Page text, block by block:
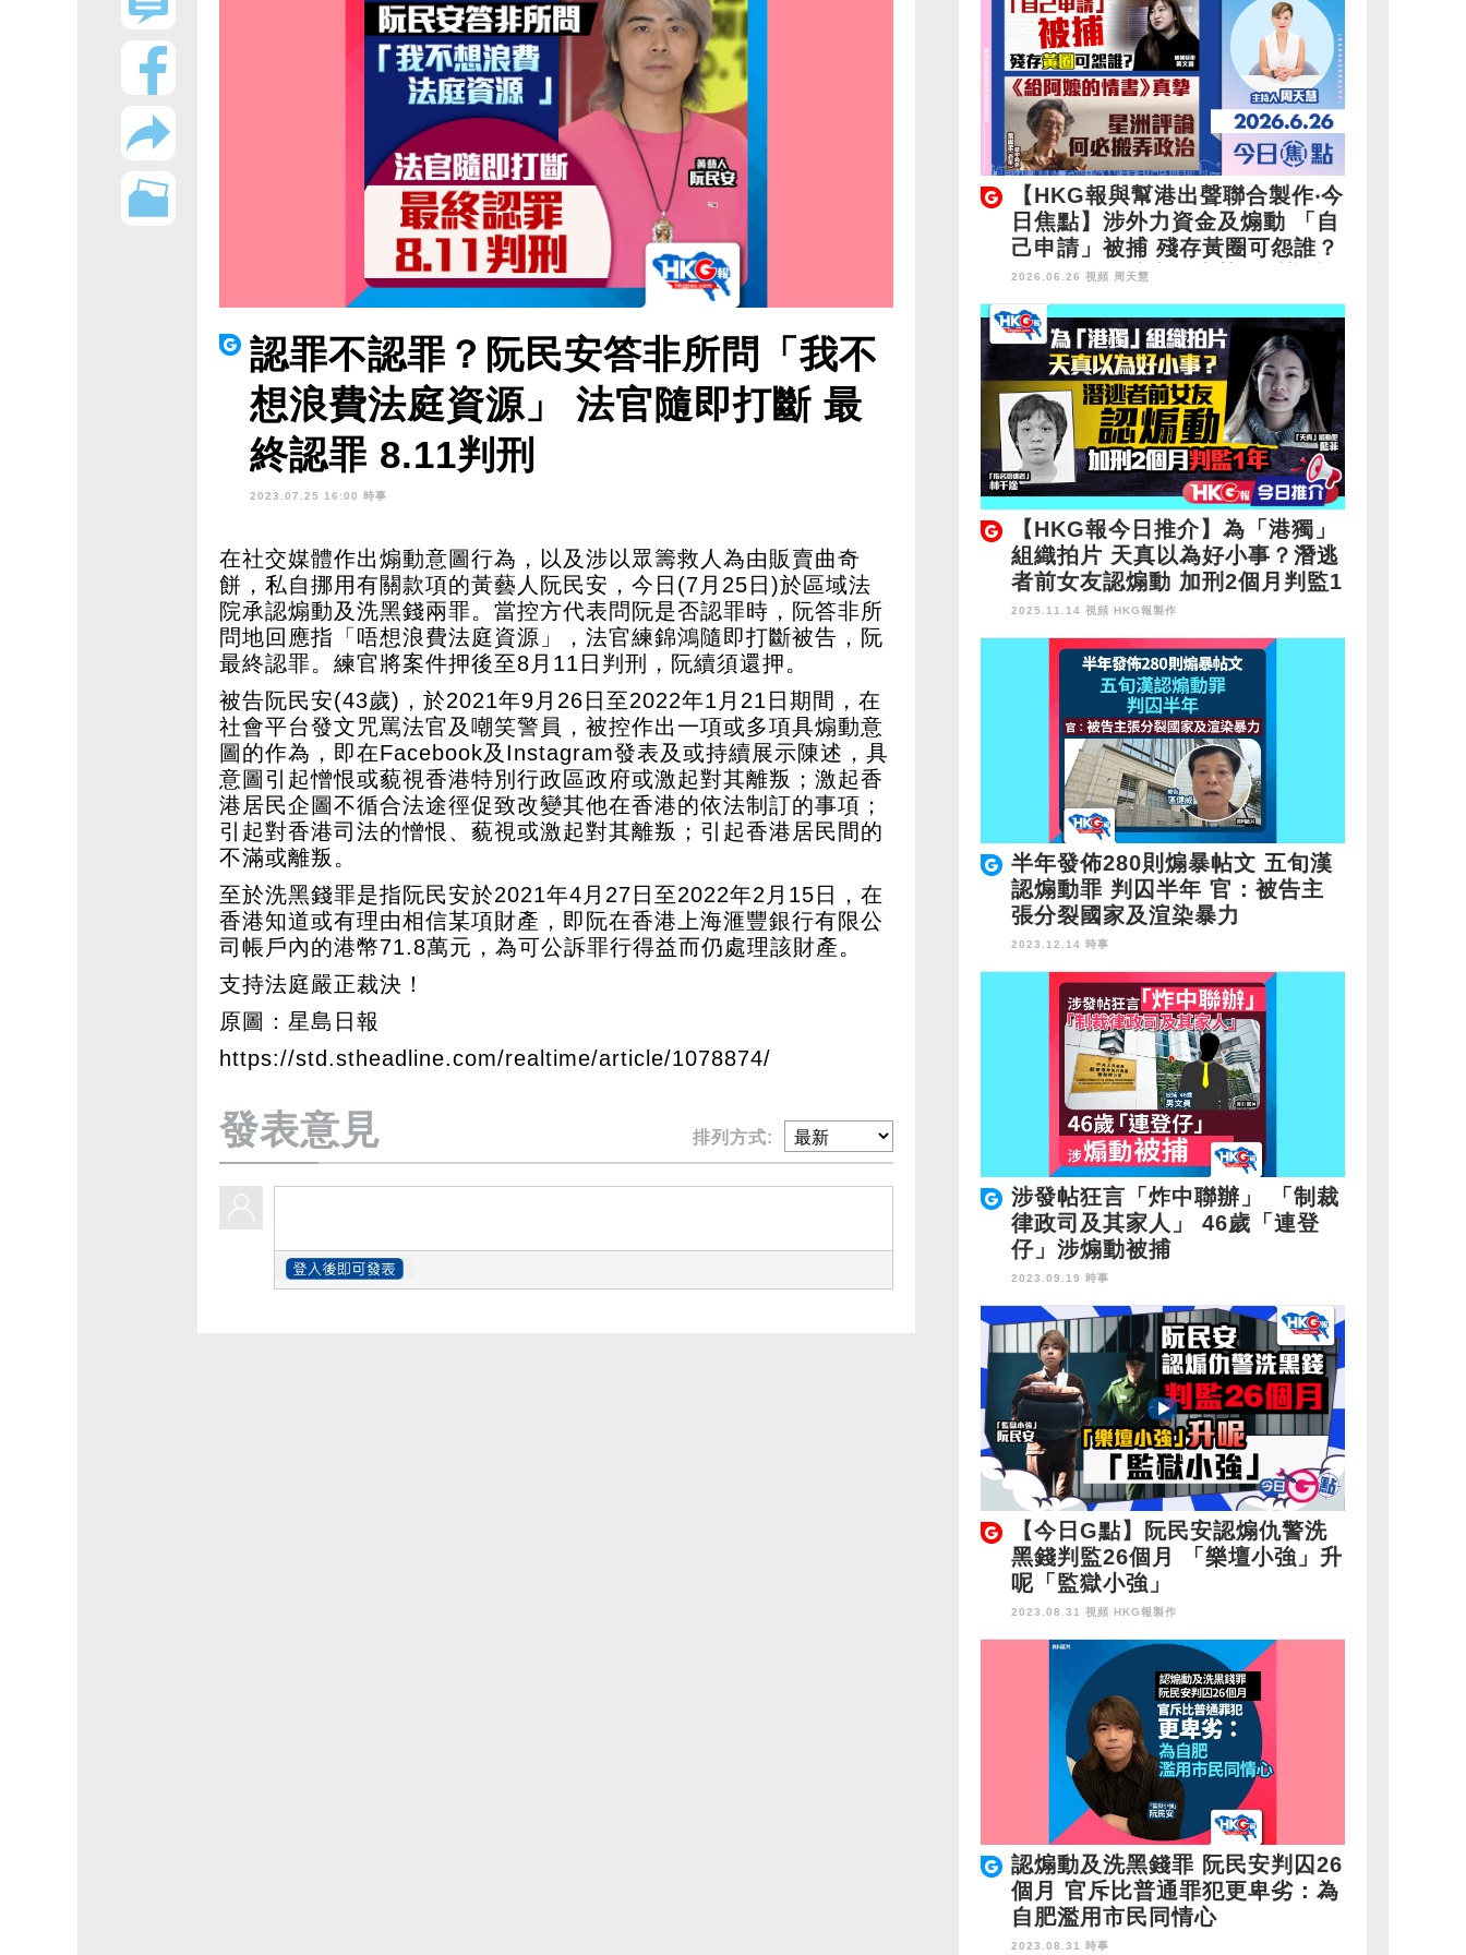
認罪不認罪？阮民安答非所問「我不
想浪費法庭資源」 法官隨即打斷 最
終認罪 8.11判刑
2023.07.25 16:00 時事
在社交媒體作出煽動意圖行為，以及涉以眾籌救人為由販賣曲奇
餅，私自挪用有關款項的黃藝人阮民安，今日(7月25日)於區域法
院承認煽動及洗黑錢兩罪。當控方代表問阮是否認罪時，阮答非所
問地回應指「唔想浪費法庭資源」，法官練錦鴻隨即打斷被告，阮
最終認罪。練官將案件押後至8月11日判刑，阮續須還押。
被告阮民安(43歲)，於2021年9月26日至2022年1月21日期間，在
社會平台發文咒罵法官及嘲笑警員，被控作出一項或多項具煽動意
圖的作為，即在Facebook及Instagram發表及或持續展示陳述，具
意圖引起憎恨或藐視香港特別行政區政府或激起對其離叛；激起香
港居民企圖不循合法途徑促致改變其他在香港的依法制訂的事項；
引起對香港司法的憎恨、藐視或激起對其離叛；引起香港居民間的
不滿或離叛。
至於洗黑錢罪是指阮民安於2021年4月27日至2022年2月15日，在
香港知道或有理由相信某項財產，即阮在香港上海滙豐銀行有限公
司帳戶內的港幣71.8萬元，為可公訴罪行得益而仍處理該財產。
支持法庭嚴正裁決！
原圖：星島日報
https://std.stheadline.com/realtime/article/1078874/
發表意見 排列方式:
【HKG報與幫港出聲聯合製作‧今
日焦點】涉外力資金及煽動 「自
己申請」被捕 殘存黃圈可怨誰？
《給阿嬤的情書》真摯 星洲評論
搬弄政治狹隘
2026.06.26 視頻 周天慧
【HKG報今日推介】為「港獨」
組織拍片 天真以為好小事？潛逃
者前女友認煽動 加刑2個月判監1
年
2025.11.14 視頻 HKG報製作
半年發佈280則煽暴帖文 五旬漢
認煽動罪 判囚半年 官：被告主
張分裂國家及渲染暴力
2023.12.14 時事
涉發帖狂言「炸中聯辦」 「制裁
律政司及其家人」 46歲「連登
仔」涉煽動被捕
2023.09.19 時事
【今日G點】阮民安認煽仇警洗
黑錢判監26個月 「樂壇小強」升
呢「監獄小強」
2023.08.31 視頻 HKG報製作
認煽動及洗黑錢罪 阮民安判囚26
個月 官斥比普通罪犯更卑劣：為
自肥濫用市民同情心
2023.08.31 時事